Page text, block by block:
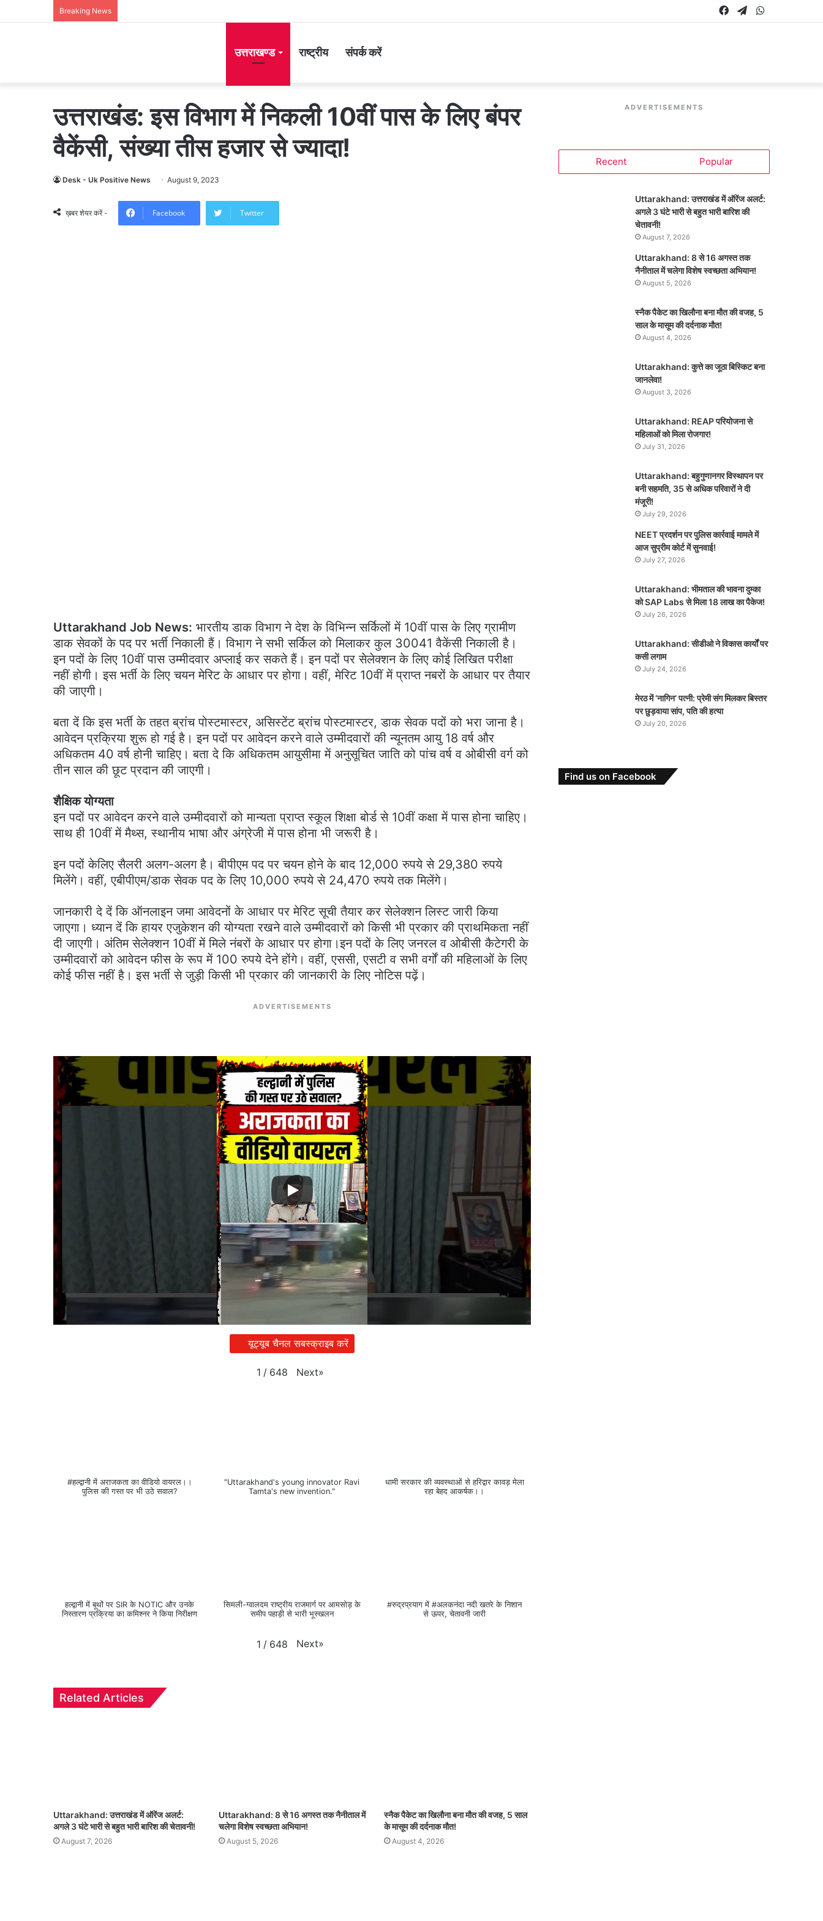
Breaking News Telegram
Facebook
उत्तराखण्ड राष्ट्रीय संपर्क करें
उत्तराखंड: इस विभाग में निकली 10वीं पास के लिए बंपर
वैकेंसी, संख्या तीस हजार से ज्यादा!
Desk - Uk Positive News August 9, 2023
ख़बर शेयर करें - Facebook Twitter
Uttarakhand Job News: भारतीय डाक विभाग ने देश के विभिन्न सर्किलों में 10वीं पास के लिए ग्रामीण
डाक सेवकों के पद पर भर्ती निकाली हैं। विभाग ने सभी सर्किल को मिलाकर कुल 30041 वैकेंसी निकाली है।
इन पदों के लिए 10वीं पास उम्मीदवार अप्लाई कर सकते हैं। इन पदों पर सेलेक्शन के लिए कोई लिखित परीक्षा
नहीं होगी। इस भर्ती के लिए चयन मेरिट के आधार पर होगा। वहीं, मेरिट 10वीं में प्राप्त नबरों के आधार पर तैयार
की जाएगी।
बता दें कि इस भर्ती के तहत ब्रांच पोस्टमास्टर, असिस्टेंट ब्रांच पोस्टमास्टर, डाक सेवक पदों को भरा जाना है।
आवेदन प्रक्रिया शुरू हो गई है। इन पदों पर आवेदन करने वाले उम्मीदवारों की न्यूनतम आयु 18 वर्ष और
अधिकतम 40 वर्ष होनी चाहिए। बता दे कि अधिकतम आयुसीमा में अनुसूचित जाति को पांच वर्ष व ओबीसी वर्ग को
तीन साल की छूट प्रदान की जाएगी।
शैक्षिक योग्यता
इन पदों पर आवेदन करने वाले उम्मीदवारों को मान्यता प्राप्त स्कूल शिक्षा बोर्ड से 10वीं कक्षा में पास होना चाहिए।
साथ ही 10वीं में मैथ्स, स्थानीय भाषा और अंग्रेजी में पास होना भी जरूरी है।
इन पदों केलिए सैलरी अलग-अलग है। बीपीएम पद पर चयन होने के बाद 12,000 रुपये से 29,380 रुपये
मिलेंगे। वहीं, एबीपीएम/डाक सेवक पद के लिए 10,000 रुपये से 24,470 रुपये तक मिलेंगे।
जानकारी दे दें कि ऑनलाइन जमा आवेदनों के आधार पर मेरिट सूची तैयार कर सेलेक्शन लिस्ट जारी किया
जाएगा। ध्यान दें कि हायर एजुकेशन की योग्यता रखने वाले उम्मीदवारों को किसी भी प्रकार की प्राथमिकता नहीं
दी जाएगी। अंतिम सेलेक्शन 10वीं में मिले नंबरों के आधार पर होगा।इन पदों के लिए जनरल व ओबीसी कैटेगरी के
उम्मीदवारों को आवेदन फीस के रूप में 100 रुपये देने होंगे। वहीं, एससी, एसटी व सभी वर्गों की महिलाओं के लिए
कोई फीस नहीं है। इस भर्ती से जुड़ी किसी भी प्रकार की जानकारी के लिए नोटिस पढ़ें।
ADVERTISEMENTS
यूट्यूब चैनल सबस्क्राइब करें
1 / 648 Next»
#हल्द्वानी में अराजकता का वीडियो वायरल।।
पुलिस की गस्त पर भी उठे सवाल?
"Uttarakhand's young innovator Ravi
Tamta's new invention."
धामी सरकार की व्यवस्थाओं से हरिद्वार कावड़ मेला
रहा बेहद आकर्षक।।
हल्द्वानी में बूथों पर SIR के NOTIC और उनके
निस्तारण प्रक्रिया का कमिश्नर ने किया निरीक्षण
सिमली-ग्वालदम राष्ट्रीय राजमार्ग पर आमसोड़ के
समीप पहाड़ी से भारी भूस्खलन
#रुद्रप्रयाग में #अलकनंदा नदी खतरे के निशान
से ऊपर, चेतावनी जारी
1 / 648 Next»
Related Articles
Uttarakhand: उत्तराखंड में ऑरेंज अलर्ट:
अगले 3 घंटे भारी से बहुत भारी बारिश की चेतावनी!
August 7, 2026
Uttarakhand: 8 से 16 अगस्त तक नैनीताल में
चलेगा विशेष स्वच्छता अभियान!
August 5, 2026
स्नैक पैकेट का खिलौना बना मौत की वजह, 5 साल
के मासूम की दर्दनाक मौत!
August 4, 2026
ADVERTISEMENTS
Recent Popular
Uttarakhand: उत्तराखंड में ऑरेंज अलर्ट:
अगले 3 घंटे भारी से बहुत भारी बारिश की
चेतावनी!
August 7, 2026
Uttarakhand: 8 से 16 अगस्त तक
नैनीताल में चलेगा विशेष स्वच्छता अभियान!
August 5, 2026
स्नैक पैकेट का खिलौना बना मौत की वजह, 5
साल के मासूम की दर्दनाक मौत!
August 4, 2026
Uttarakhand: कुत्ते का जूठा बिस्किट बना
जानलेवा!
August 3, 2026
Uttarakhand: REAP परियोजना से
महिलाओं को मिला रोजगार!
July 31, 2026
Uttarakhand: बहुगुणानगर विस्थापन पर
बनी सहमति, 35 से अधिक परिवारों ने दी
मंजूरी!
July 29, 2026
NEET प्रदर्शन पर पुलिस कार्रवाई मामले में
आज सुप्रीम कोर्ट में सुनवाई!
July 27, 2026
Uttarakhand: भीमताल की भावना दुम्का
को SAP Labs से मिला 18 लाख का पैकेज!
July 26, 2026
Uttarakhand: सीडीओ ने विकास कार्यों पर
कसी लगाम
July 24, 2026
मेरठ में ‘नागिन’ पत्नी: प्रेमी संग मिलकर बिस्तर
पर छुड़वाया सांप, पति की हत्या
July 20, 2026
Find us on Facebook